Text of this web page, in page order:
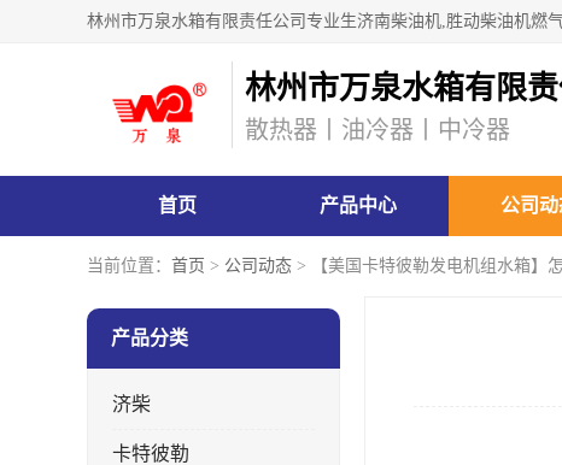
林州市万泉水箱有限
散热器丨油冷器丨中冷器
首页 产品中心 公司动
当前位置： 首页 > 公司动态 > 【美国卡特彼勒发电机组水箱】
产品分类
济柴
卡特彼勒